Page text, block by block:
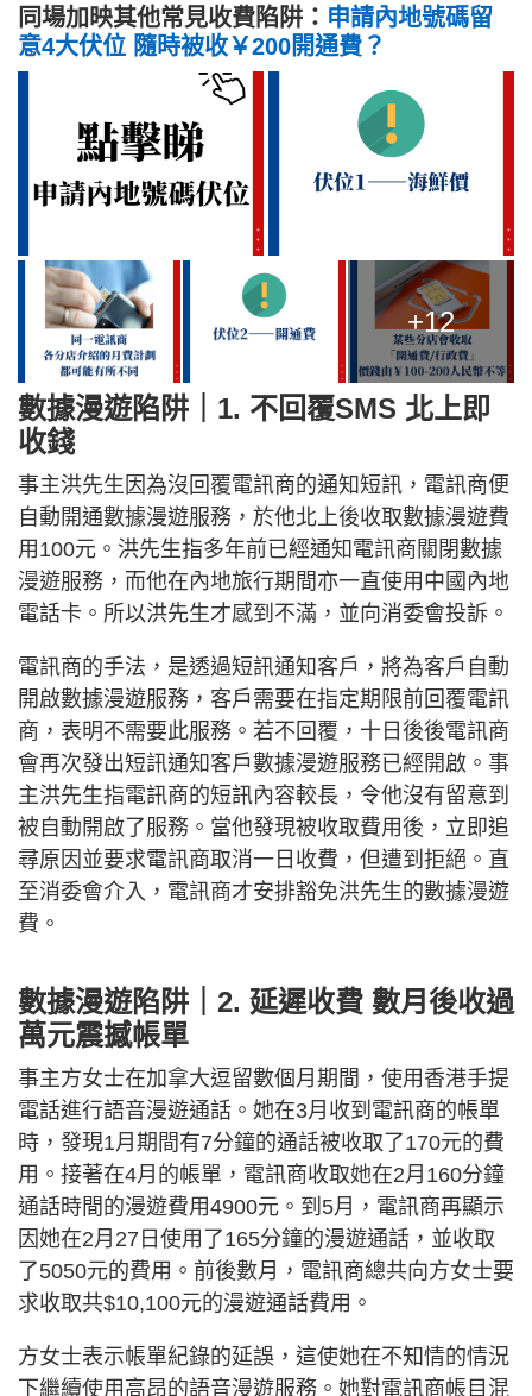
同場加映其他常見收費陷阱： 申請內地號碼留
意4大伏位 隨時被收￥200開通費？
+12
數據漫遊陷阱｜1. 不回覆SMS 北上即
收錢
事主洪先生因為沒回覆電訊商的通知短訊，電訊商便
自動開通數據漫遊服務，於他北上後收取數據漫遊費
用100元。洪先生指多年前已經通知電訊商關閉數據
漫遊服務，而他在內地旅行期間亦一直使用中國內地
電話卡。所以洪先生才感到不滿，並向消委會投訴。
電訊商的手法，是透過短訊通知客戶，將為客戶自動
開啟數據漫遊服務，客戶需要在指定期限前回覆電訊
商，表明不需要此服務。若不回覆，十日後後電訊商
會再次發出短訊通知客戶數據漫遊服務已經開啟。事
主洪先生指電訊商的短訊內容較長，令他沒有留意到
被自動開啟了服務。當他發現被收取費用後，立即追
尋原因並要求電訊商取消一日收費，但遭到拒絕。直
至消委會介入，電訊商才安排豁免洪先生的數據漫遊
費。
數據漫遊陷阱｜2. 延遲收費 數月後收過
萬元震撼帳單
事主方女士在加拿大逗留數個月期間，使用香港手提
電話進行語音漫遊通話。她在3月收到電訊商的帳單
時，發現1月期間有7分鐘的通話被收取了170元的費
用。接著在4月的帳單，電訊商收取她在2月160分鐘
通話時間的漫遊費用4900元。到5月，電訊商再顯示
因她在2月27日使用了165分鐘的漫遊通話，並收取
了5050元的費用。前後數月，電訊商總共向方女士要
求收取共$10,100元的漫遊通話費用。
方女士表示帳單紀錄的延誤，這使她在不知情的情況
下繼續使用高昂的語音漫遊服務。她對電訊商帳目混